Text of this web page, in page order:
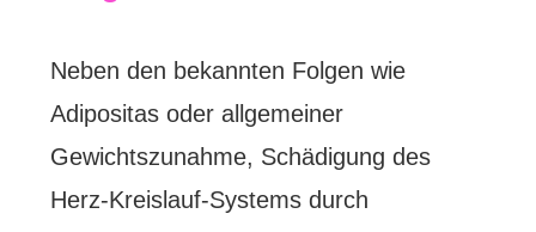
Neben den bekannten Folgen wie
Adipositas oder allgemeiner
Gewichtszunahme, Schädigung des
Herz-Kreislauf-Systems durch